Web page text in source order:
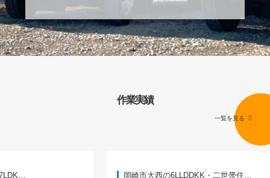
作業実績
一覧を見る
岡崎市大西の6LLDDKK・二世帯住…